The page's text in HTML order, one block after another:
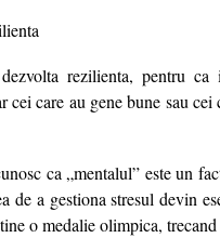
rezilienta, pentru ca
care au gene bune sau cei
ca „mentalul” este un
de a gestiona stresul devin
o medalie olimpica,